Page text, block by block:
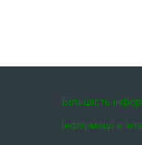
Більшість
інформації в